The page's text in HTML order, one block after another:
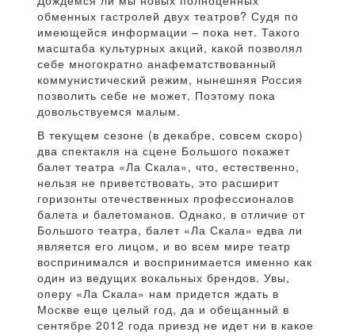
обменных гастролей двух театров? Судя по
имеющейся информации – пока нет. Такого
масштаба культурных акций, какой позволял
себе многократно анафематствованный
коммунистический режим, нынешняя Россия
позволить себе не может. Поэтому пока
довольствуемся малым.
В текущем сезоне (в декабре, совсем скоро)
два спектакля на сцене Большого покажет
балет театра «Ла Скала», что, естественно,
нельзя не приветствовать, это расширит
горизонты отечественных профессионалов
балета и балетоманов. Однако, в отличие от
Большого театра, балет «Ла Скала» едва ли
является его лицом, и во всем мире театр
воспринимался и воспринимается именно как
один из ведущих вокальных брендов. Увы,
оперу «Ла Скала» нам придется ждать в
Москве еще целый год, да и обещанный в
сентябре 2012 года приезд не идет ни в какое